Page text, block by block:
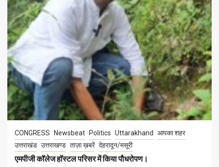
CONGRESS Newsbeat Politics Uttarakhand
आपका शहर
उत्तराखंड उत्तराखण्ड ताज़ा ख़बरें देहरादून/मसूरी
एमपीजी कॉलेज हॉस्टल परिसर में किया पौधरोपण।